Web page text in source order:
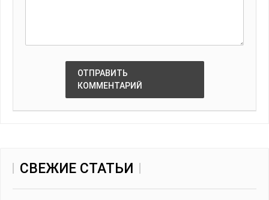
ОТПРАВИТЬ
КОММЕНТАРИЙ
СВЕЖИЕ СТАТЬИ